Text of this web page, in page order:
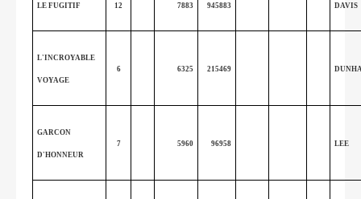
LE FUGITIF 12 7883 945883 DAVIS
L'INCROYABLE
VOYAGE
6 6325 215469
GARCON
D'HONNEUR
7 5960 96958 LEE